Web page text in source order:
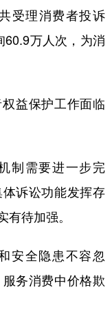
江苏
湖南
重庆
西藏
宁夏
受理消费者投诉
60.9万人次，为消
益保护工作面临
制需要进一步完
诉讼功能发挥存
有待加强。
安全隐患不容忽
务消费中价格欺